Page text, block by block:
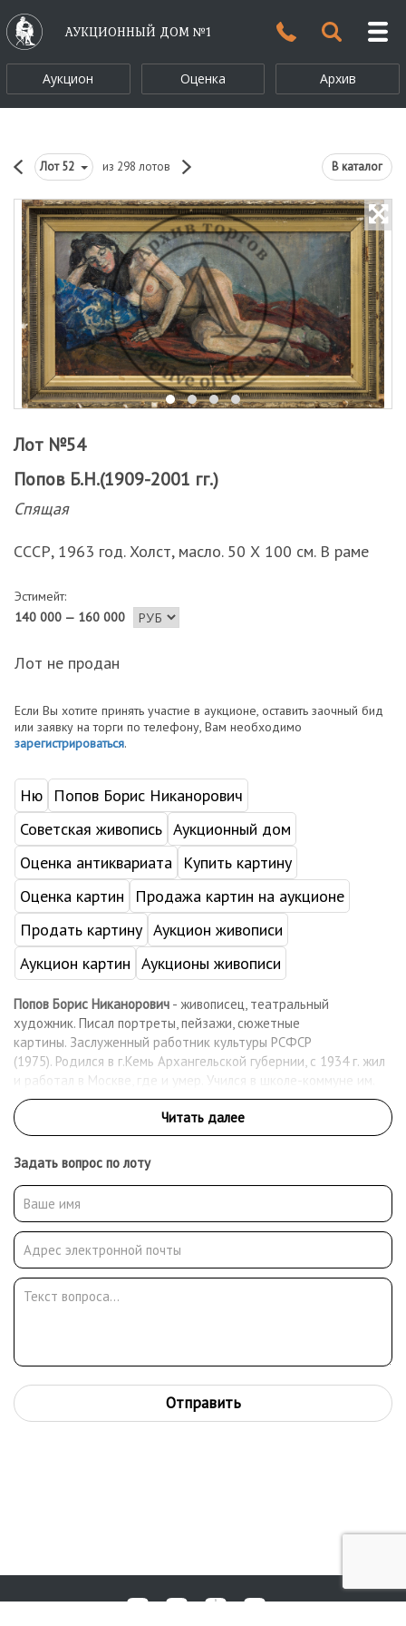
АУКЦИОННЫЙ ДОМ №1
Аукцион Оценка Архив
Лот52 из 298 лотов В каталог
Лот №54
Попов Б.Н.(1909-2001 гг.)
Спящая
СССР, 1963 год. Холст, масло. 50 Х 100 см. В раме
Эстимейт:
140 000 — 160 000
Лот не продан
Если Вы хотите принять участие в аукционе, оставить заочный бид
или заявку на торги по телефону, Вам необходимо
зарегистрироваться.
Ню
Попов Борис Никанорович
Советская живопись Аукционный дом
Оценка антиквариата
Купить картину
Оценка картин
Продажа картин на аукционе
Продать картину Аукцион живописи
Аукцион картин Аукционы живописи
Попов Борис Никанорович - живописец, театральный
художник. Писал портреты, пейзажи, сюжетные
картины. Заслуженный работник культуры РСФСР
(1975). Родился в г.Кемь Архангельской губернии, с 1934 г. жил
и работал в Москве, где и умер. Учился в школе-коммуне им.
П.Н.Лапшинского (1921–1926) у Я.А.Башилова и в Московском
техникуме изобразительных искусств «Памяти 1905 года»
(1926–1930) у Е.Н.Якуба и С.Н.Николаевского (1926). В 1929 г.
принял участие в Международной выставке студенческих
работ в Лондоне. В 1930–1933 гг. работал художником-
постановщиком в театрах Владивостока, Ачинска и других
городов Дальнего Востока и Сибири («Борис Годунов»,
«Пиковая дама», «Севильский цирюльник»).
В 1935 г. учился в Изолитинтитуте при Московском институте
повы¬шения квалификации. Участник Великой Отечественной
войны. Участник всесоюзных художественных выставок (1950,
1951). Состоялись 5 персональных выставок в Москве и других
Донецка.
Задать вопрос по лоту
Отправить